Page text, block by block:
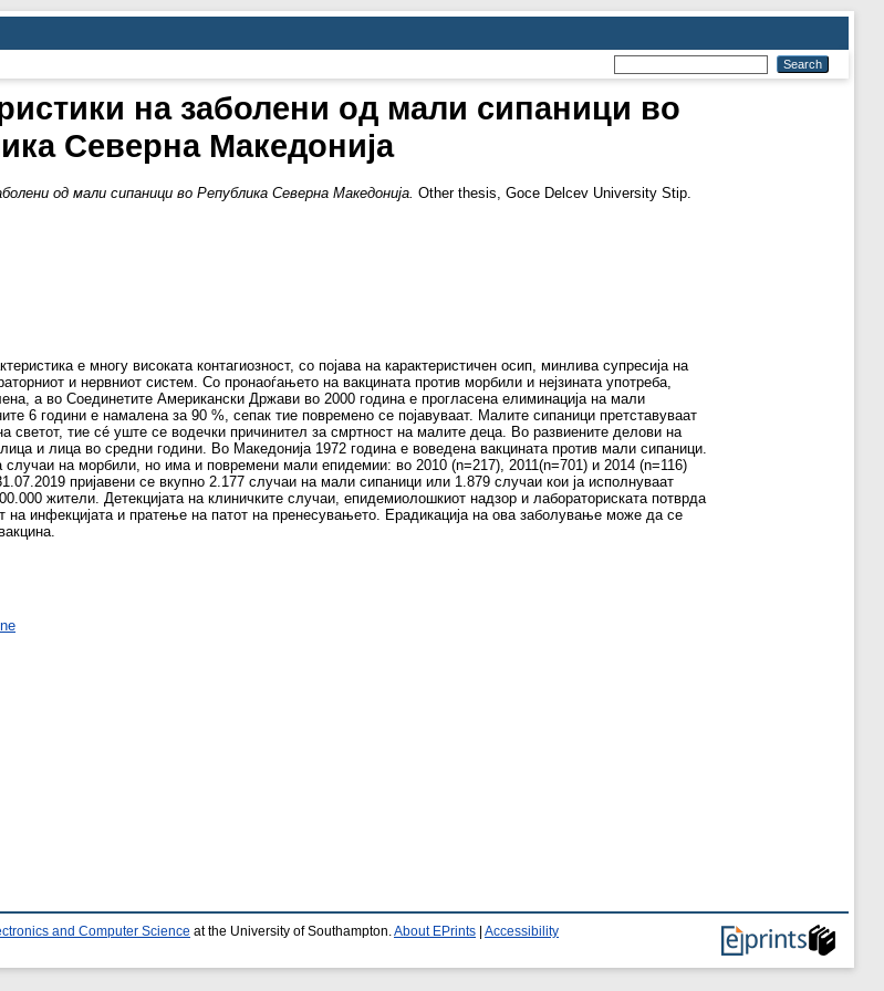
на заболени од мали сипаници во
Северна Македонија
од мали сипаници во Република Северна Македонија. Other thesis, Goce Delcev University Stip.
е многу високата контагиозност, со појава на карактеристичен осип, минлива супресија на
и нервниот систем. Со пронаоѓањето на вакцината против морбили и нејзината употреба,
а во Соединетите Американски Држави во 2000 година е прогласена елиминација на мали
6 години е намалена за 90 %, сепак тие повремено се појавуваат. Малите сипаници претставуваат
светот, тие сé уште се водечки причинител за смртност на малите деца. Во развиените делови на
и лица во средни години. Во Македонија 1972 година е воведена вакцината против мали сипаници.
на морбили, но има и повремени мали епидемии: во 2010 (n=217), 2011(n=701) и 2014 (n=116)
пријавени се вкупно 2.177 случаи на мали сипаници или 1.879 случаи кои ја исполнуваат
жители. Детекцијата на клиничките случаи, епидемиолошкиот надзор и лабораториската потврда
на инфекцијата и пратење на патот на пренесувањето. Ерадикација на ова заболување може да се
and Computer Science at the University of Southampton.About EPrints Accessibility